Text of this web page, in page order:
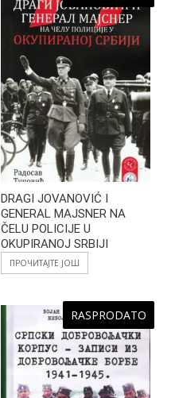
DRAGI JOVANOVIĆ I
GENERAL MAJSNER NA
ČELU POLICIJE U
OKUPIRANOJ SRBIJI
ПРОЧИТАЈТЕ ЈОШ
RASPRODATO